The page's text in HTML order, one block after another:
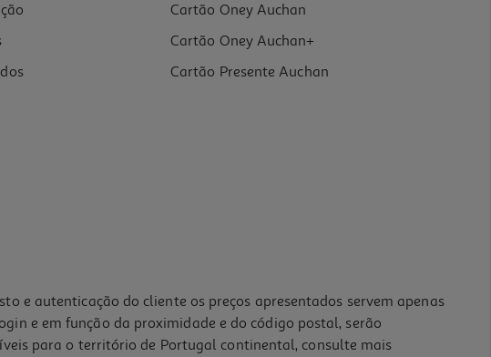
Cartão Oney Auchan
Cartão Oney Auchan+
Cartão Presente Auchan
e autenticação do cliente os preços apresentados servem apenas
e em função da proximidade e do código postal, serão
para o território de Portugal continental, consulte mais